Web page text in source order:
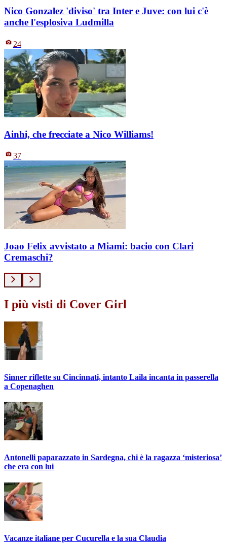
Nico Gonzalez 'diviso' tra Inter e Juve: con lui c'è
anche l'esplosiva Ludmilla
24
Ainhi, che frecciate a Nico Williams!
37
Joao Felix avvistato a Miami: bacio con Clari
Cremaschi?
I più visti di Cover Girl
Sinner riflette su Cincinnati, intanto Laila incanta in passerella
a Copenaghen
Antonelli paparazzato in Sardegna, chi è la ragazza ‘misteriosa’
che era con lui
Vacanze italiane per Cucurella e la sua Claudia